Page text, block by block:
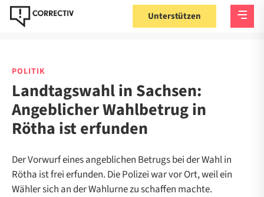
Unterstützen
POLITIK
Landtagswahl in Sachsen:
Angeblicher Wahlbetrug in
Rötha ist erfunden
Der Vorwurf eines angeblichen Betrugs bei der Wahl in
Rötha ist frei erfunden. Die Polizei war vor Ort, weil ein
Wähler sich an der Wahlurne zu schaffen machte.